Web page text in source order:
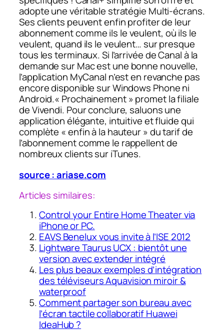
adopte une véritable stratégie Multi-écrans.
Ses clients peuvent enfin profiter de leur
abonnement comme ils le veulent, où ils le
veulent, quand ils le veulent… sur presque
tous les terminaux. Si l’arrivée de Canal à la
demande sur Mac est une bonne nouvelle,
l’application MyCanal n’est en revanche pas
encore disponible sur Windows Phone ni
Android.« Prochainement »promet la filiale
de Vivendi. Pour conclure, saluons une
application élégante, intuitive et fluide qui
complète « enfin à la hauteur » du tarif de
l’abonnement comme le rappellent de
nombreux clients sur iTunes.
source : ariase.com
Articles similaires:
Control your Entire Home Theater via
iPhone or PC.
EAVS Benelux vous invite à l’ISE 2012
Lightware Taurus UCX : bientôt une
version avec extender intégré
Les plus beaux exemples d’intégration
des téléviseurs Aquavision miroir &
waterproof
Comment partager son bureau avec
l’écran tactile collaboratif Huawei
IdeaHub ?